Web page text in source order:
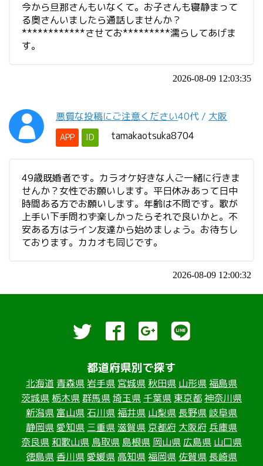
今から旦那さんもいなくて。お子さんも寝静まって
る奥さんいましたら通話しませんか？
************させてお*********濡らしてあげま
す。
2026-08-09 12:03:35
悪質な投稿にご注意ください40代 / 大阪
APP ID tamakaotsuka8704
49歳既婚者です。カラオケ好きな人ご一緒に行きま
せんか？女性でお願いします。平日休みあって日中
時間ある方でお願いします。年齢は不問です。歌が
上手い下手問わず楽しかったらそれで良いかと。不
安ある方はライン友達から始めましょう。お待ちし
ております。カカオも同じです。
2026-08-09 12:00:32
都道府県別で探す
北海道 青森県岩手県 宮城県 秋田県 山形県福島県
茨城県栃木県群馬県埼玉県 千葉県 東京都神奈川県
新潟県 富山県 石川県福井県 山梨県長野県 岐阜県
静岡県愛知県 三重県滋賀県 京都府 大阪府兵庫県
奈良県 和歌山県 鳥取県 島根県 岡山県 広島県 山口県
徳島県 香川県愛媛県 高知県福岡県 佐賀県長崎県